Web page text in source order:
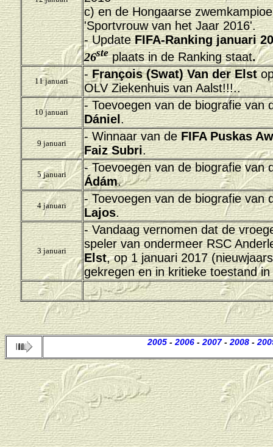
c) en de Hongaarse
'Sportvrouw van het Jaar 2016'.
- Update FIFA-Ranking januari
26steplaats in de Ranking staat.
11 januari
- François (Swat) Van der Elst
OLV Ziekenhuis van Aalst!!!..
10 januari
- Toevoegen van de biografie van
Dániel.
9 januari
- Winnaar van deFIFA Puskas
Faiz Subri.
5 januari
- Toevoegen van de biografie van
Ádám.
4 januari
- Toevoegen van de biografie van
Lajos.
3 januari
- Vandaag vernomen dat de
speler van ondermeer RSC
Elst, op 1 januari 2017
gekregen en in kritieke toestand
2005- 2006- 2007- 2008-